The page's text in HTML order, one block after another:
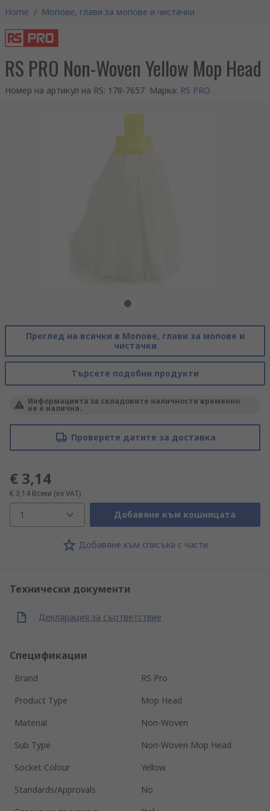
Home / Мопове, глави за мопове и чистачки
RS PRO Non-Woven Yellow Mop Head
Номер на артикул на RS: 178-7657 Марка: RS PRO
Преглед на всички в Мопове, глави за мопове и
чистачки
Търсете подобни продукти
Информацията за складовите наличности временно
не е налична.
Проверете датите за доставка
€ 3,14
€ 3,14 Всеки (ex VAT)
1 Добавяне към кошницата
Добавяне към списъка с части
Технически документи
Декларация за съответствие
Спецификации
Brand
RS Pro
Product Type
Mop Head
Material
Non-Woven
Sub Type
Non-Woven Mop Head
Socket Colour
Yellow
Standards/Approvals
No